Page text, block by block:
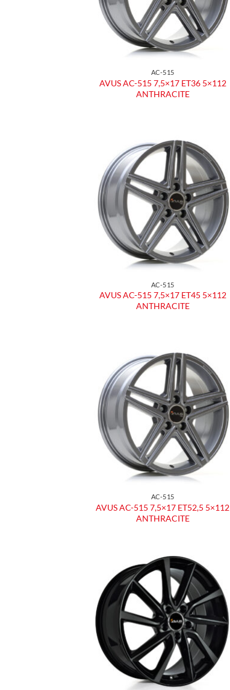
AC-515
AVUS AC-515 7,5×17 ET36 5×112
ANTHRACITE
Aggiungi
alla lista
dei
desideri
AC-515
AVUS AC-515 7,5×17 ET45 5×112
ANTHRACITE
Aggiungi
alla lista
dei
desideri
AC-515
AVUS AC-515 7,5×17 ET52,5 5×112
ANTHRACITE
Aggiungi
alla lista
dei
desideri